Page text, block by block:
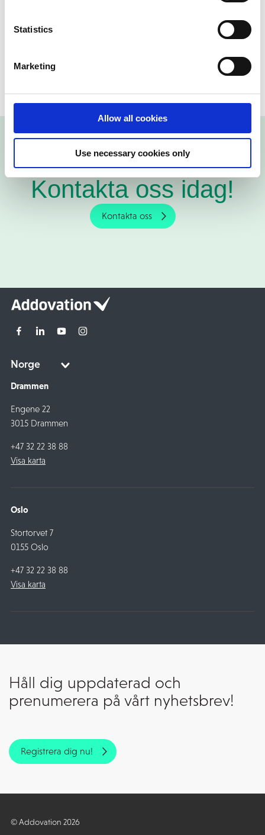
Statistics
Marketing
Allow all cookies
Use necessary cookies only
Vill du veta mer om Addovation och
Kontakta oss idag!
Kontakta oss
Drammen
Engene 22
3015 Drammen
+47 32 22 38 88
Visa karta
Oslo
Stortorvet 7
0155 Oslo
+47 32 22 38 88
Visa karta
Håll dig uppdaterad och
prenumerera på vårt nyhetsbrev!
Registrera dig nu!
© Addovation 2026